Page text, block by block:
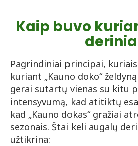
Kaip buvo
Pagrindiniai principai,
kuriant „Kauno doko“
gerai sutartų vienas su kitu
intensyvumą, kad atitiktų
kad „Kauno dokas“ gražiai
sezonais. Štai keli augalų
užtikrina: